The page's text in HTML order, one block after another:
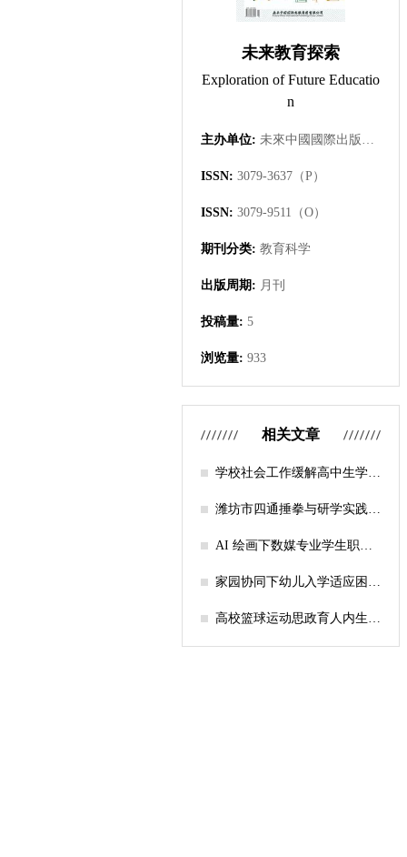
未来教育探索
Exploration of Future Educatio
n
主办单位: 未來中國國際出版集團有限公司
ISSN: 3079-3637（P）
ISSN: 3079-9511（O）
期刊分类: 教育科学
出版周期: 月刊
投稿量: 5
浏览量: 933
相关文章
学校社会工作缓解高中生学习
课堂”为介入载体
潍坊市四通捶拳与研学实践教
AI 绘画下数媒专业学生职业
家园协同下幼儿入学适应困难
高校篮球运动思政育人内生逻